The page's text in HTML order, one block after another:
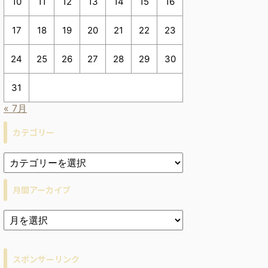
17 18 19 20 21 22 23
24 25 26 27 28 29 30
31
« 7月
カテゴリー
月間アーカイブ
ア
ー
スポンサーリンク